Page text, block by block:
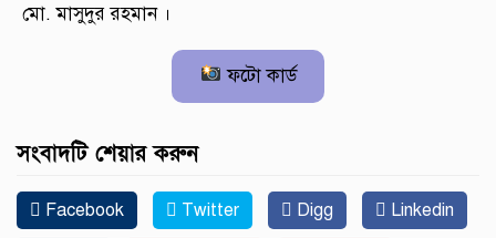
মো. মাসুদুর রহমান ।
ফটো কার্ড
সংবাদটি শেয়ার করুন
Facebook Twitter Digg Linkedin